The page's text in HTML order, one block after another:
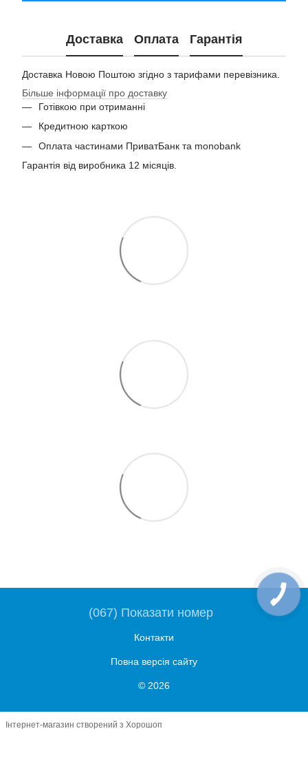
Доставка Оплата Гарантія
Доставка Новою Поштою згідно з тарифами перевізника.
Більше інформації про доставку
Готівкою при отриманні
Кредитною карткою
Оплата частинами ПриватБанк та monobank
Гарантія від виробника 12 місяців.
(067) Показати номер
Контакти
Повна версія сайту
© 2026
Інтернет-магазин створений з Хорошоп